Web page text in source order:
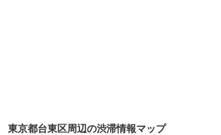
東京都台東区周辺の渋滞情報マップ